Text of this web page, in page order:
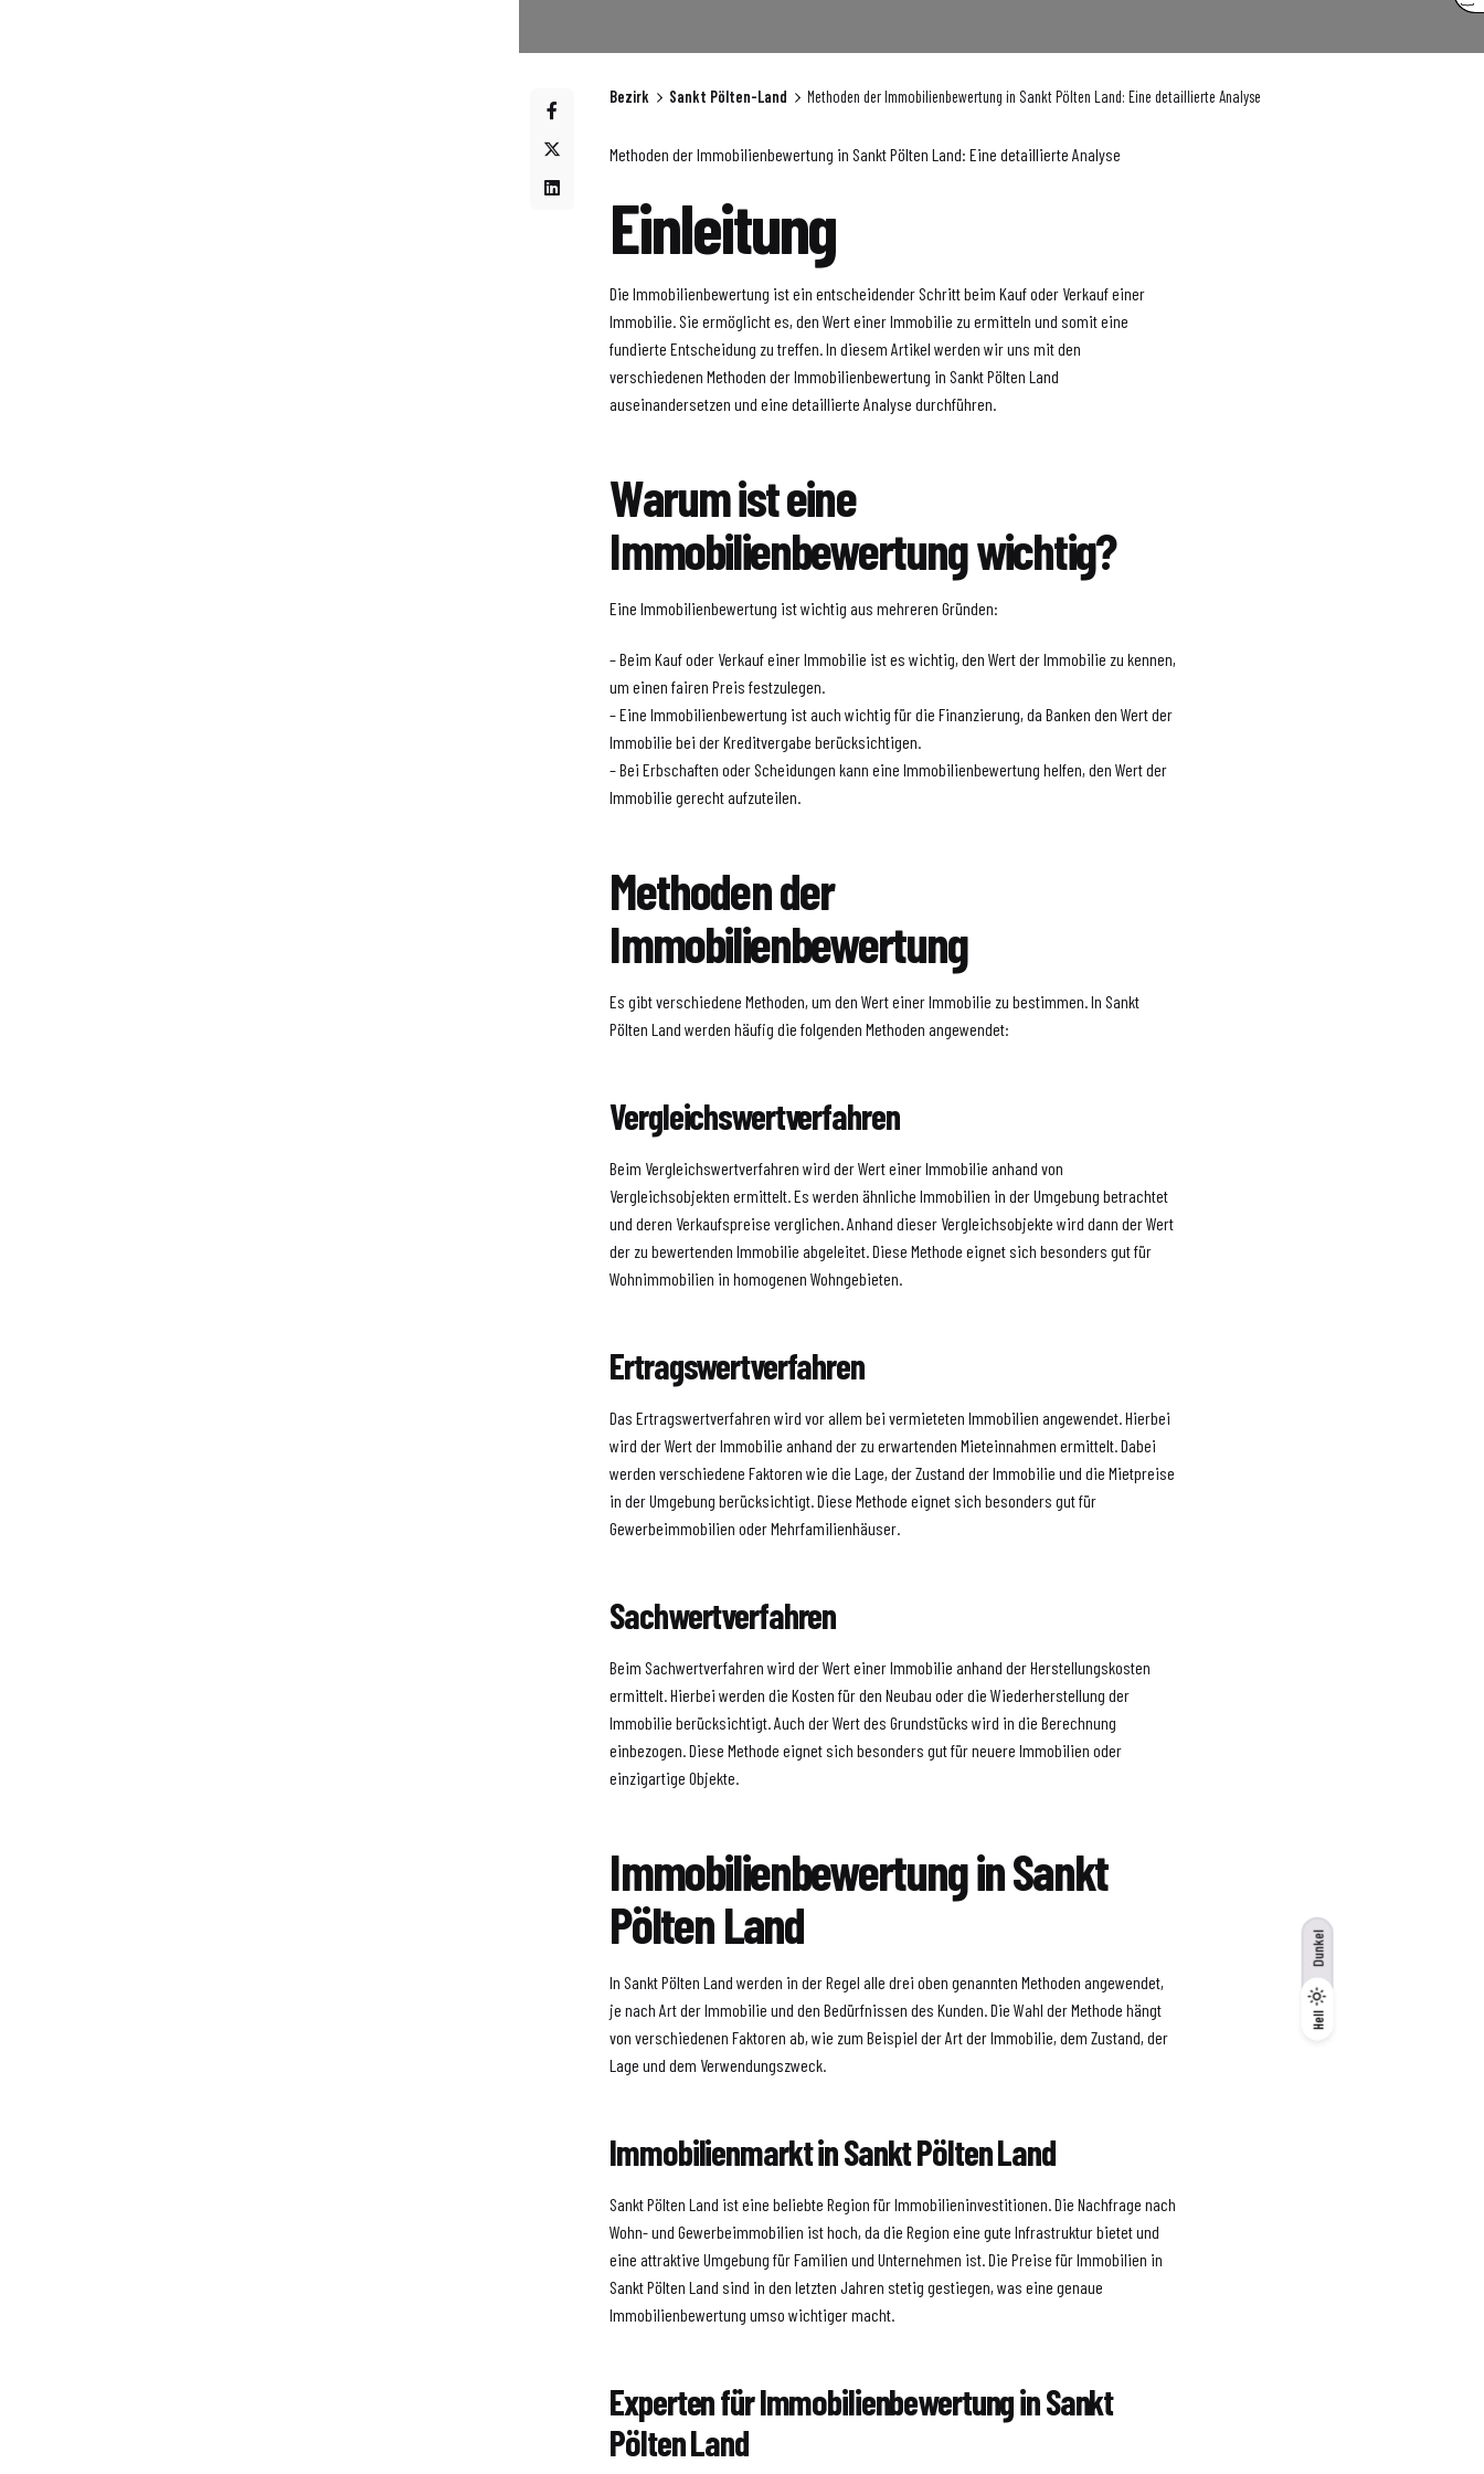
Hell
Dunkel
Hell
Dunkel
Bezirk Sankt Pölten-Land Methoden der Immobilienbewertung in Sankt Pölten Land: Eine detaillierte Analyse
Methoden der Immobilienbewertung in Sankt Pölten Land: Eine detaillierte Analyse
Einleitung
Die Immobilienbewertung ist ein entscheidender Schritt beim Kauf oder Verkauf einer
Immobilie. Sie ermöglicht es, den Wert einer Immobilie zu ermitteln und somit eine
fundierte Entscheidung zu treffen. In diesem Artikel werden wir uns mit den
verschiedenen Methoden der Immobilienbewertung in Sankt Pölten Land
auseinandersetzen und eine detaillierte Analyse durchführen.
Warum ist eine
Immobilienbewertung wichtig?
Eine Immobilienbewertung ist wichtig aus mehreren Gründen:
– Beim Kauf oder Verkauf einer Immobilie ist es wichtig, den Wert der Immobilie zu kennen,
um einen fairen Preis festzulegen.
– Eine Immobilienbewertung ist auch wichtig für die Finanzierung, da Banken den Wert der
Immobilie bei der Kreditvergabe berücksichtigen.
– Bei Erbschaften oder Scheidungen kann eine Immobilienbewertung helfen, den Wert der
Immobilie gerecht aufzuteilen.
Methoden der
Immobilienbewertung
Es gibt verschiedene Methoden, um den Wert einer Immobilie zu bestimmen. In Sankt
Pölten Land werden häufig die folgenden Methoden angewendet:
Vergleichswertverfahren
Beim Vergleichswertverfahren wird der Wert einer Immobilie anhand von
Vergleichsobjekten ermittelt. Es werden ähnliche Immobilien in der Umgebung betrachtet
und deren Verkaufspreise verglichen. Anhand dieser Vergleichsobjekte wird dann der Wert
der zu bewertenden Immobilie abgeleitet. Diese Methode eignet sich besonders gut für
Wohnimmobilien in homogenen Wohngebieten.
Ertragswertverfahren
Das Ertragswertverfahren wird vor allem bei vermieteten Immobilien angewendet. Hierbei
wird der Wert der Immobilie anhand der zu erwartenden Mieteinnahmen ermittelt. Dabei
werden verschiedene Faktoren wie die Lage, der Zustand der Immobilie und die Mietpreise
in der Umgebung berücksichtigt. Diese Methode eignet sich besonders gut für
Gewerbeimmobilien oder Mehrfamilienhäuser.
Sachwertverfahren
Beim Sachwertverfahren wird der Wert einer Immobilie anhand der Herstellungskosten
ermittelt. Hierbei werden die Kosten für den Neubau oder die Wiederherstellung der
Immobilie berücksichtigt. Auch der Wert des Grundstücks wird in die Berechnung
einbezogen. Diese Methode eignet sich besonders gut für neuere Immobilien oder
einzigartige Objekte.
Immobilienbewertung in Sankt
Pölten Land
In Sankt Pölten Land werden in der Regel alle drei oben genannten Methoden angewendet,
je nach Art der Immobilie und den Bedürfnissen des Kunden. Die Wahl der Methode hängt
von verschiedenen Faktoren ab, wie zum Beispiel der Art der Immobilie, dem Zustand, der
Lage und dem Verwendungszweck.
Immobilienmarkt in Sankt Pölten Land
Sankt Pölten Land ist eine beliebte Region für Immobilieninvestitionen. Die Nachfrage nach
Wohn- und Gewerbeimmobilien ist hoch, da die Region eine gute Infrastruktur bietet und
eine attraktive Umgebung für Familien und Unternehmen ist. Die Preise für Immobilien in
Sankt Pölten Land sind in den letzten Jahren stetig gestiegen, was eine genaue
Immobilienbewertung umso wichtiger macht.
Experten für Immobilienbewertung in Sankt
Pölten Land